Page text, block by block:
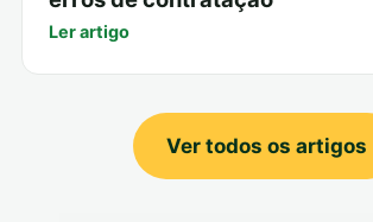
Ler artigo
Ver todos os artigos